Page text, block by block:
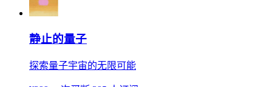
静止的量子
探索量子宇宙的无限可能